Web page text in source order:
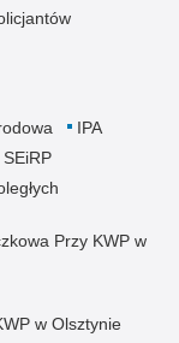
IPA
Przy KWP w
w Olsztynie